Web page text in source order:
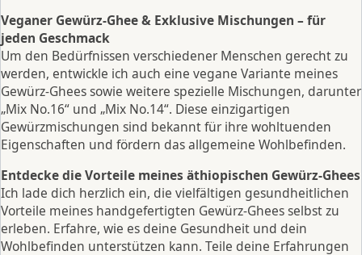
Veganer Gewürz-Ghee & Exklusive Mischungen – für
jeden Geschmack
Um den Bedürfnissen verschiedener Menschen gerecht zu
werden, entwickle ich auch eine vegane Variante meines
Gewürz-Ghees sowie weitere spezielle Mischungen, darunter
„Mix No.16“ und „Mix No.14“. Diese einzigartigen
Gewürzmischungen sind bekannt für ihre wohltuenden
Eigenschaften und fördern das allgemeine Wohlbefinden.
Entdecke die Vorteile meines äthiopischen Gewürz-Ghees
Ich lade dich herzlich ein, die vielfältigen gesundheitlichen
Vorteile meines handgefertigten Gewürz-Ghees selbst zu
erleben. Erfahre, wie es deine Gesundheit und dein
Wohlbefinden unterstützen kann. Teile deine Erfahrungen